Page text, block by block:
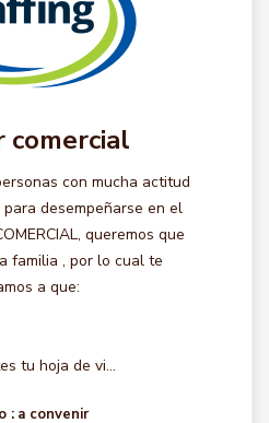
comercial
con mucha actitud
desempeñarse en el
queremos que
familia , por lo cual te
a que:
tu hoja de vi...
: a convenir